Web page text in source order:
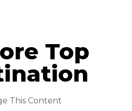
Top
This Content